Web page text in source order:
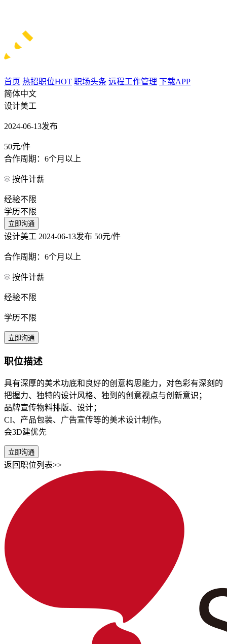
首页 热招职位HOT 职场头条 远程工作管理 下载APP
简体中文
设计美工
2024-06-13发布
50元/件
合作周期：6个月以上
按件计薪
经验不限
学历不限
立即沟通
设计美工 2024-06-13发布 50元/件
合作周期：6个月以上
按件计薪
经验不限
学历不限
立即沟通
职位描述
具有深厚的美术功底和良好的创意构思能力，对色彩有深刻的
把握力、独特的设计风格、独到的创意视点与创新意识；
品牌宣传物料排版、设计；
CI、产品包装、广告宣传等的美术设计制作。
会3D建优先
立即沟通
返回职位列表>>